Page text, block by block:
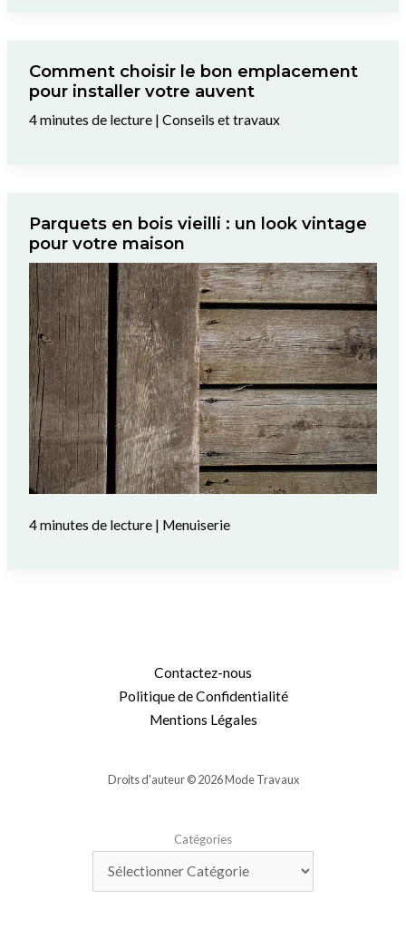
Comment choisir le bon emplacement
pour installer votre auvent
4 minutes de lecture| Conseils et travaux
Parquets en bois vieilli : un look vintage
pour votre maison
4 minutes de lecture| Menuiserie
Contactez-nous
Politique de Confidentialité
Mentions Légales
Droits d'auteur © 2026 Mode Travaux
Catégories